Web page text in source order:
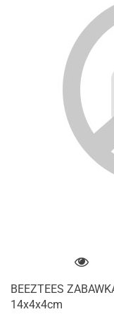
BEEZTEES
14x4x4cm